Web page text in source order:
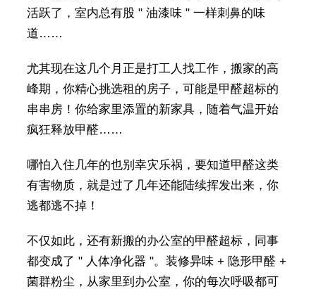
活跃了，室内总有股 " 油漆味 " 一样刺鼻的味
道……
尤其现在这几个月正是打工人找工作，搬家的高
峰期，你精心挑选租的房子，可能是甲醛超标的
串串房！你给家里添置的新家具，随着气温开始
疯狂释放甲醛……
哪怕入住几年的也别幸灾乐祸，要知道甲醛这类
有害物质，就是过了几年还能陆续挥发出来，你
逃都逃不掉！
不仅如此，还有新搬的办公室的甲醛超标，同事
都变成了 " 人体净化器 "。装修异味 + 隐形甲醛 +
菌群粉尘，从家里到办公室，你的每次呼吸都可